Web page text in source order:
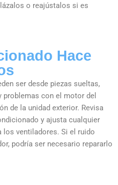
o reajústalos si es
Hace
ser desde piezas sueltas,
con el motor del
de la unidad exterior. Revisa
y ajusta cualquier
los ventiladores. Si el ruido
podría ser necesario repararlo